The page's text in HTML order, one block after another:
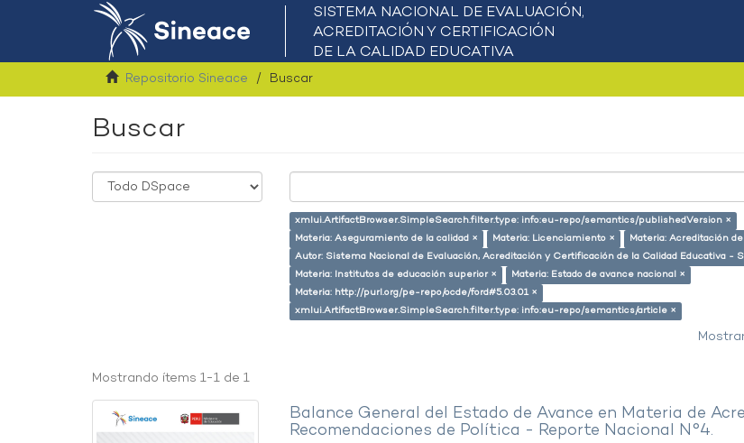
Repositorio Sineace Buscar
Buscar
xmlui.ArtifactBrowser.SimpleSearch.filter.type: info:eu-repo/semantics/publishedVersion ×
Materia: Aseguramiento de la calidad ×
Materia: Licenciamiento ×
Materia: Acreditación
Autor: Sistema Nacional de Evaluación, Acreditación y Certificación de la Calidad Educativa -
Materia: Institutos de educación superior ×
Materia: Estado de avance nacional ×
Materia: http://purl.org/pe-repo/ocde/ford#5.03.01 ×
xmlui.ArtifactBrowser.SimpleSearch.filter.type: info:eu-repo/semantics/article ×
Mostrando ítems 1-1 de 1
Balance General del Estado de Avance en Materia de
Recomendaciones de Política - Reporte Nacional N°4.